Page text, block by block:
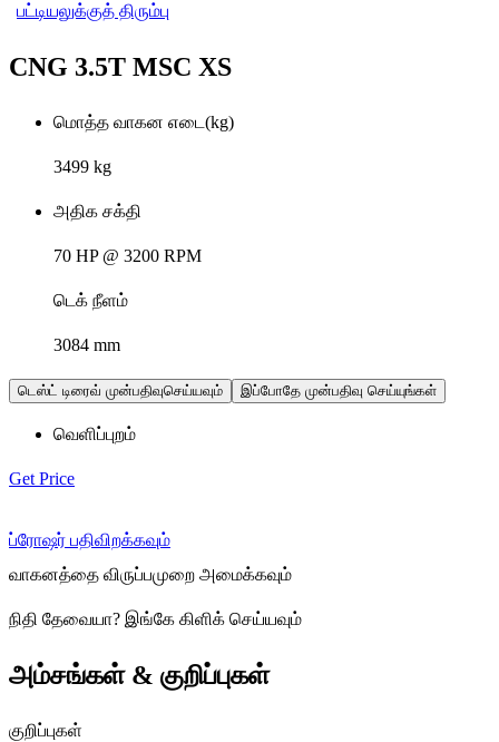
பட்டியலுக்குத் திரும்பு
CNG 3.5T MSC XS
மொத்த வாகன எடை(kg)
3499 kg
அதிக சக்தி
70 HP @ 3200 RPM
டெக் நீளம்
3084 mm
டெஸ்ட் டிரைவ் முன்பதிவுசெய்யவும் இப்போதே முன்பதிவு செய்யுங்கள்
வெளிப்புறம்
Get Price
ப்ரோஷர் பதிவிறக்கவும்
வாகனத்தை விருப்பமுறை அமைக்கவும்
நிதி தேவையா? இங்கே கிளிக் செய்யவும்
அம்சங்கள் & குறிப்புகள்
குறிப்புகள்